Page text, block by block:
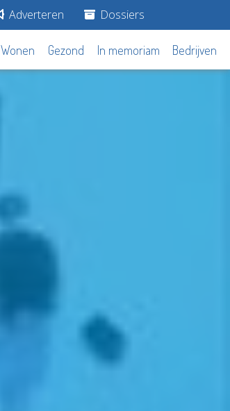
Adverteren Dossiers
Wonen Gezond In memoriam Bedrijven